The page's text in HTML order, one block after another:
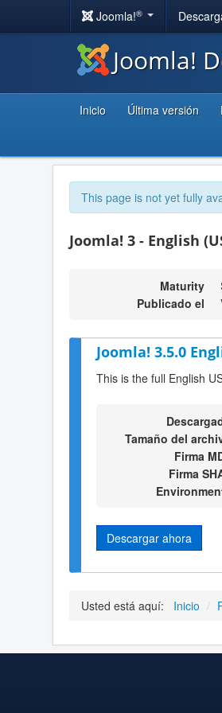
Joomla!®
Joomla!
Inicio Última versión
This page is not yet fully
Joomla! 3 - English
Maturity
Publicado el
Joomla! 3.5.0
This is the full English
Tamaño del
Firma
Firma
Descargar ahora
Usted está aquí: Inicio /